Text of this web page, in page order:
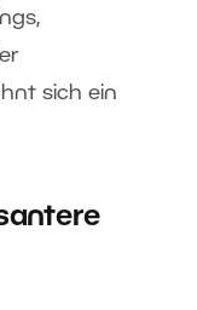
sich ein